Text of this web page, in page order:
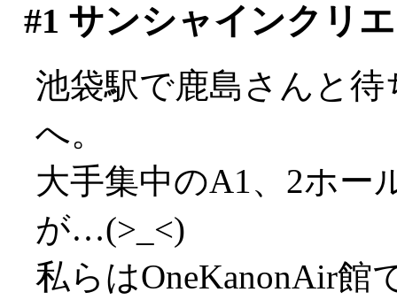
#1 サンシャインクリ
池袋駅で鹿島さんと
へ。
大手集中のA1、2ホー
が…(>_<)
私らはOneKanonAir館